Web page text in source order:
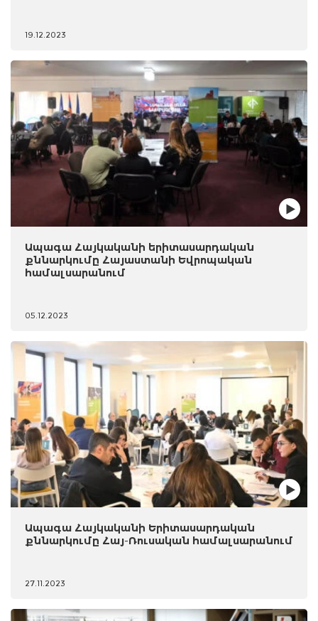
19.12.2023
Ապագա Հայկականի երիտասարդական
քննարկումը Հայաստանի Եվրոպական
համալսարանում
05.12.2023
Ապագա Հայկականի Երիտասարդական
քննարկումը Հայ-Ռուսական համալսարանում
27.11.2023